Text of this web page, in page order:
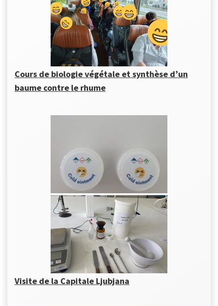
Cours de biologie végétale et synthèse d’un
baume contre le rhume
Visite de la Capitale Ljubjana